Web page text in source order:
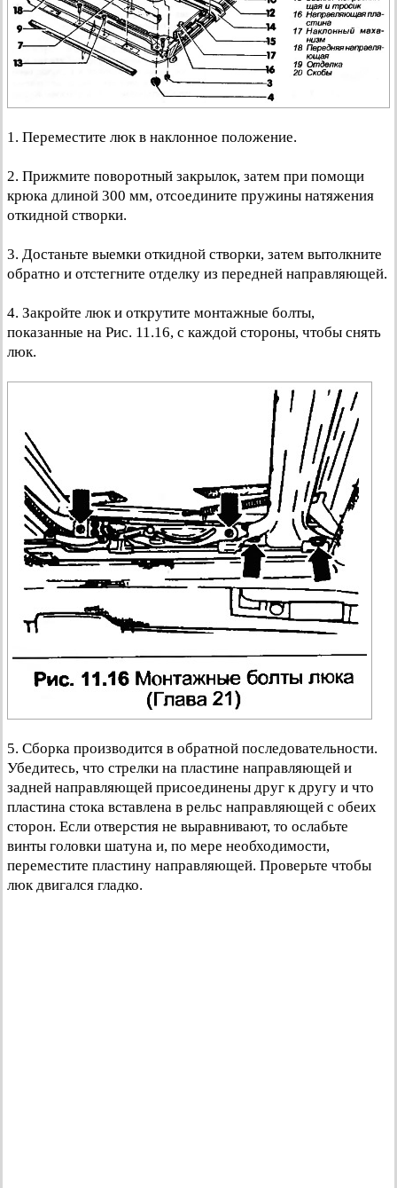
1. Переместите люк в наклонное положение.
2. Прижмите поворотный закрылок, затем при помощи
крюка длиной 300 мм, отсоедините пружины натяжения
откидной створки.
3. Достаньте выемки откидной створки, затем вытолкните
обратно и отстегните отделку из передней направляющей.
4. Закройте люк и открутите монтажные болты,
показанные на Рис. 11.16, с каждой стороны, чтобы снять
люк.
5. Сборка производится в обратной последовательности.
Убедитесь, что стрелки на пластине направляющей и
задней направляющей присоединены друг к другу и что
пластина стока вставлена в рельс направляющей с обеих
сторон. Если отверстия не выравнивают, то ослабьте
винты головки шатуна и, по мере необходимости,
переместите пластину направляющей. Проверьте чтобы
люк двигался гладко.